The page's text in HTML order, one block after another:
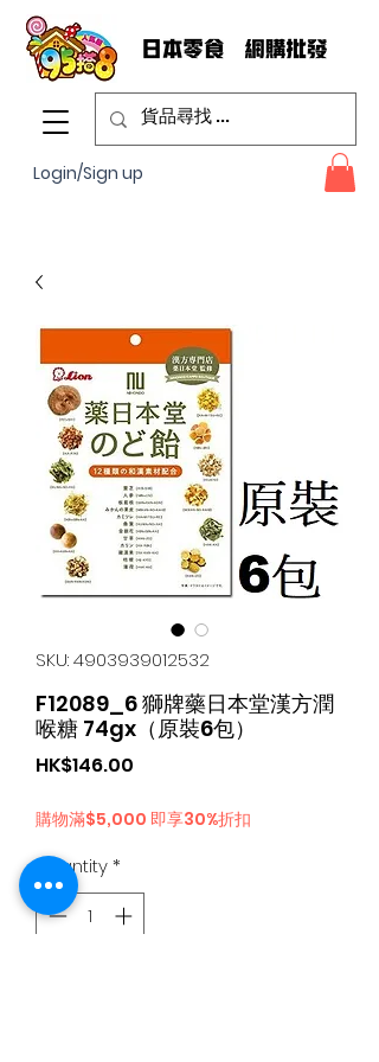
Login/Sign up
SKU: 4903939012532
F12089_6 獅牌藥日本堂漢方潤
喉糖 74gx（原裝6包）
HK$146.00
購物滿$5,000 即享30%折扣
Quantity*